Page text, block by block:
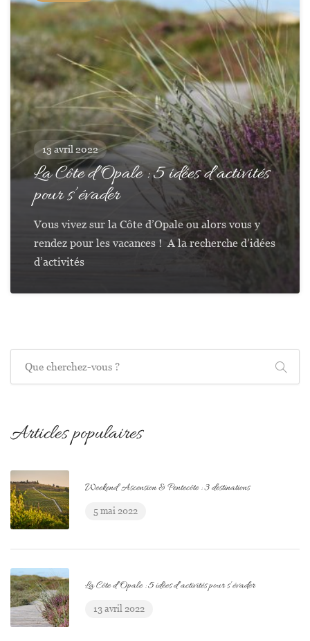
13 avril 2022
La Côte d’Opale : 5 idées d’activités
pour s’évader
Vous vivez sur la Côte d’Opale ou alors vous y
rendez pour les vacances ! A la recherche d’idées
d’activités
Articles populaires
Weekend Ascension & Pentecôte : 3 destinations
5 mai 2022
La Côte d’Opale : 5 idées d’activités pour s’évader
13 avril 2022